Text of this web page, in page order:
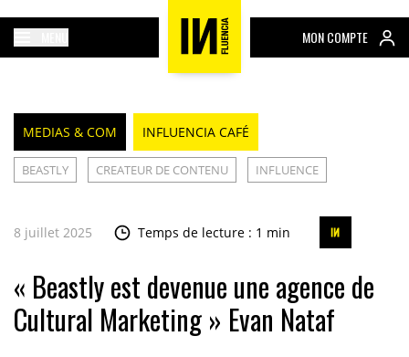
MON COMPTE
MEDIAS & COM INFLUENCIA CAFÉ
BEASTLY CREATEUR DE CONTENU INFLUENCE
8 juillet 2025 Temps de lecture : 1 min
« Beastly est devenue une agence de
Cultural Marketing » Evan Nataf